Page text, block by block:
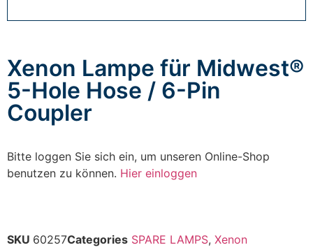
Xenon Lampe für Midwest®
5-Hole Hose / 6-Pin
Coupler
Bitte loggen Sie sich ein, um unseren Online-Shop
benutzen zu können. Hier einloggen
SKU 60257Categories SPARE LAMPS, Xenon